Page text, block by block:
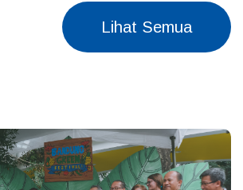
Lihat Semua